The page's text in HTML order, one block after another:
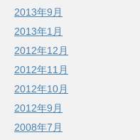
2013年9月
2013年1月
2012年12月
2012年11月
2012年10月
2012年9月
2008年7月